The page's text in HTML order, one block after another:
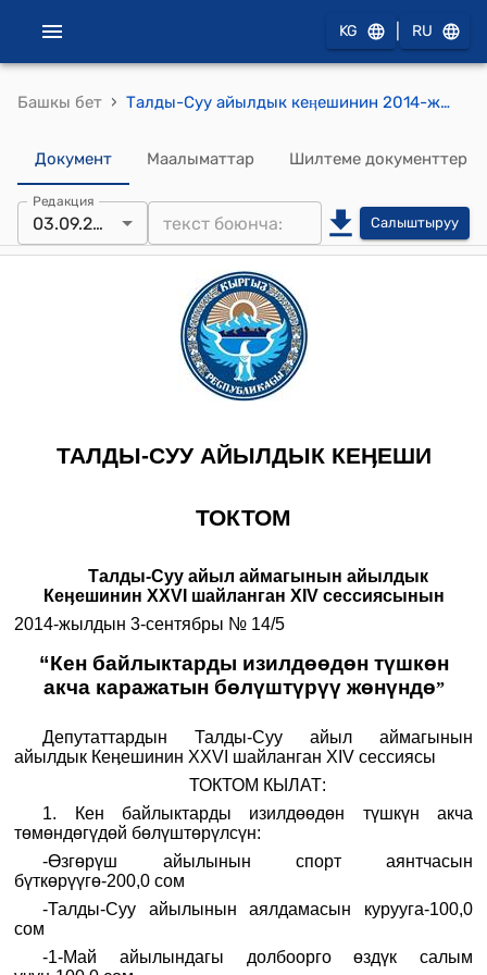
KG RU
Башкы бет › Талды-Суу айылдык кеӊешинин 2014-жылдын 3-сентябрындагы № 14/5 “Кен байлыктарды изилдөөдөн түшкөн акча каражатын бөлүштүрүү жөнүндө” токтому
Документ Маалыматтар Шилтеме документтер
Редакция
03.09.2014 Салыштыруу